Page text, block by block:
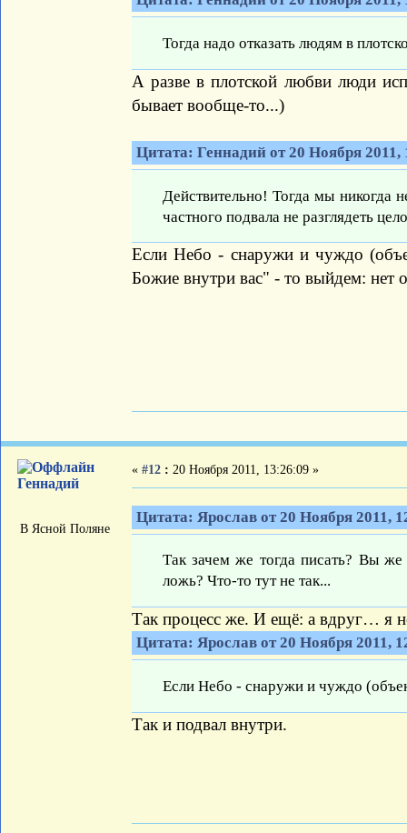
Тогда надо отказать людям в
А разве в плотской любви люди
бывает вообще-то...)
Цитата: Геннадий от 20 Ноября 2011,
Действительно! Тогда мы никогда
частного подвала не разглядеть
Если Небо - снаружи и чуждо
Божие внутри вас" - то выйдем: нет
Геннадий
В Ясной Поляне
« #12 : 20 Ноября 2011, 13:26:09 »
Цитата: Ярослав от 20 Ноября 2011,
Так зачем же тогда писать? Вы
ложь? Что-то тут не так...
Так процесс же. И ещё: а вдруг… я
Цитата: Ярослав от 20 Ноября 2011,
Если Небо - снаружи и чуждо
Так и подвал внутри.